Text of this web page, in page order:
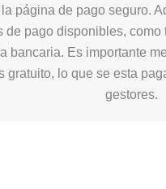
página de pago seguro.
de pago disponibles, como
bancaria. Es importante
gratuito, lo que se esta
gestores.